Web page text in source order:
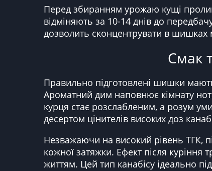
Перед збиранням урожаю кущі
відміняють за 10-14 днів до
дозволить сконцентрувати в шишках
Смак
Правильно підготовлені шишки
Ароматний дим наповнює кімнату
курця стає розслабленим, а розум
десертом цінителів високих доз
Незважаючи на високий рівень ТГК,
кожної затяжки. Ефект після куріння
життям. Цей тип канабісу ідеально